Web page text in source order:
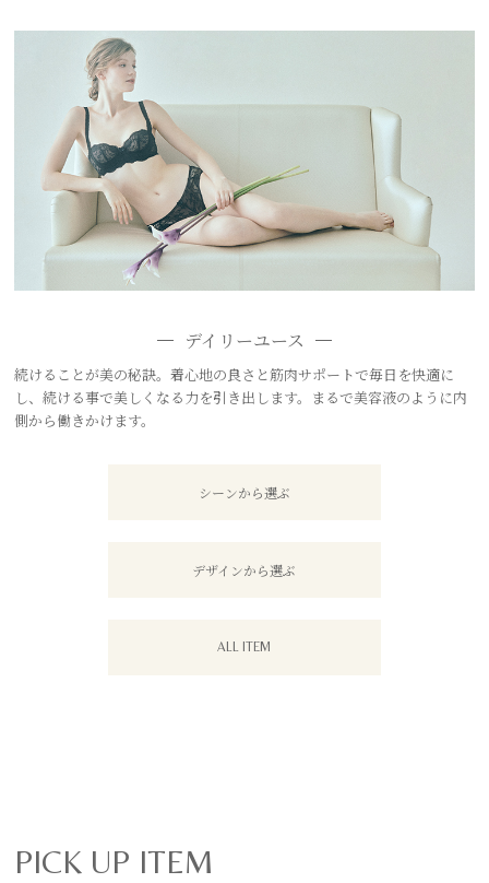
デイリーユース
続けることが美の秘訣。着心地の良さと筋肉サポートで毎日を快適に
し、続ける事で美しくなる力を引き出します。まるで美容液のように内
側から働きかけます。
シーンから選ぶ
デザインから選ぶ
ALL ITEM
PICK UP ITEM